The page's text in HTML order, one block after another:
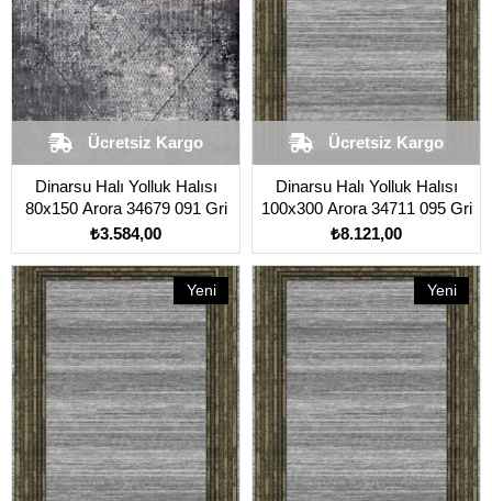
Dinarsu Halı Yolluk Halısı
80x150 Arora 34679 091 Gri
₺3.584,00
Ücretsiz Kargo
​Dinarsu Halı Yolluk Halısı
100x300 Arora 34711 095 Gri
₺8.121,00
Ücretsiz Kargo
Yeni
Ürün
Yeni
Ürün